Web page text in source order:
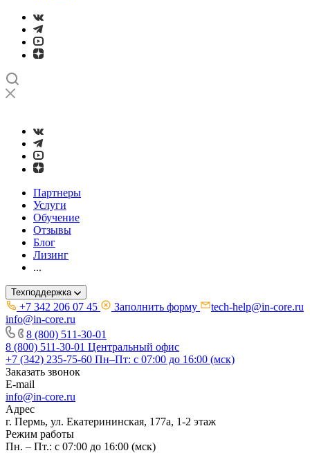
Партнеры
Услуги
Обучение
Отзывы
Блог
Лизинг
...
Техподдержка
+7 342 206 07 45 Заполнить форму
tech-help@in-core.ru
info@in-core.ru
8 (800) 511-30-01
8 (800) 511-30-01 Центральный офис
+7 (342) 235-75-60 Пн–Пт: с 07:00 до 16:00 (мск)
Заказать звонок
E-mail
info@in-core.ru
Адрес
г. Пермь, ул. ​Екатерининская, 177а, ​1-2 этаж
Режим работы
Пн. – Пт.: с 07:00 до 16:00 (мск)